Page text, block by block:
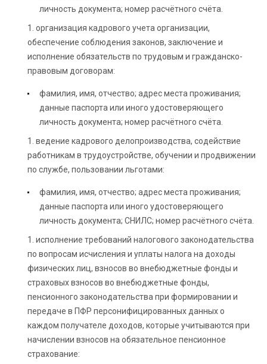
личность документа; номер расчётного счёта.
1. организация кадрового учета организации,
обеспечение соблюдения законов, заключение и
исполнение обязательств по трудовым и гражданско-
правовым договорам:
фамилия, имя, отчество; адрес места проживания;
данные паспорта или иного удостоверяющего
личность документа; номер расчётного счёта.
1. ведение кадрового делопроизводства, содействие
работникам в трудоустройстве, обучении и продвижении
по службе, пользовании льготами:
фамилия, имя, отчество; адрес места проживания;
данные паспорта или иного удостоверяющего
личность документа; СНИЛС; номер расчётного счёта.
1. исполнение требований налогового законодательства
по вопросам исчисления и уплаты налога на доходы
физических лиц, взносов во внебюджетные фонды и
страховых взносов во внебюджетные фонды,
пенсионного законодательства при формировании и
передаче в ПФР персонифицированных данных о
каждом получателе доходов, которые учитываются при
начислении взносов на обязательное пенсионное
страхование: